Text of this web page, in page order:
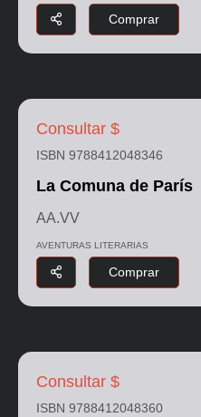
Comprar
Consultar $
ISBN 9788412048346
La Comuna de París
AA.VV
AVENTURAS LITERARIAS
Comprar
Consultar $
ISBN 9788412048360